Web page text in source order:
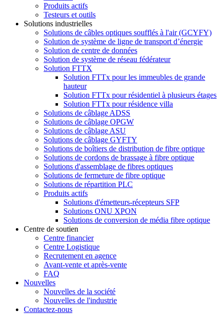
Produits actifs
Testeurs et outils
Solutions industrielles
Solutions de câbles optiques soufflés à l'air (GCYFY)
Solution de système de ligne de transport d’énergie
Solution de centre de données
Solution de système de réseau fédérateur
Solution FTTX
Solution FTTx pour les immeubles de grande
hauteur
Solution FTTx pour résidentiel à plusieurs étages
Solution FTTx pour résidence villa
Solutions de câblage ADSS
Solutions de câblage OPGW
Solutions de câblage ASU
Solutions de câblage GYFTY
Solutions de boîtiers de distribution de fibre optique
Solutions de cordons de brassage à fibre optique
Solutions d'assemblage de fibres optiques
Solutions de fermeture de fibre optique
Solutions de répartition PLC
Produits actifs
Solutions d'émetteurs-récepteurs SFP
Solutions ONU XPON
Solutions de conversion de média fibre optique
Centre de soutien
Centre financier
Centre Logistique
Recrutement en agence
Avant-vente et après-vente
FAQ
Nouvelles
Nouvelles de la société
Nouvelles de l'industrie
Contactez-nous